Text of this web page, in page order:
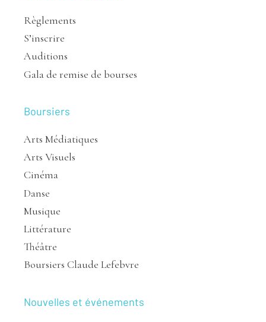
Règlements
S’inscrire
Auditions
Gala de remise de bourses
Boursiers
Arts Médiatiques
Arts Visuels
Cinéma
Danse
Musique
Littérature
Théâtre
Boursiers Claude Lefebvre
Nouvelles et événements